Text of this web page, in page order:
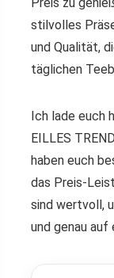
stilvolles
und Qualität,
täglichen
Ich lade euch
EILLES
haben euch
das Preis-
sind wertvoll,
und genau auf